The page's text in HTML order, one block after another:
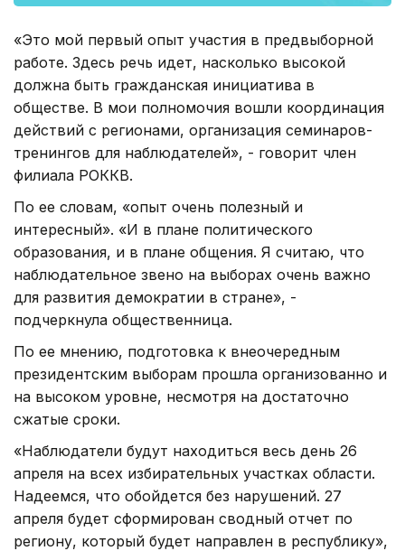
«Это мой первый опыт участия в предвыборной
работе. Здесь речь идет, насколько высокой
должна быть гражданская инициатива в
обществе. В мои полномочия вошли координация
действий с регионами, организация семинаров-
тренингов для наблюдателей», - говорит член
филиала РОККВ.
По ее словам, «опыт очень полезный и
интересный». «И в плане политического
образования, и в плане общения. Я считаю, что
наблюдательное звено на выборах очень важно
для развития демократии в стране», -
подчеркнула общественница.
По ее мнению, подготовка к внеочередным
президентским выборам прошла организованно и
на высоком уровне, несмотря на достаточно
сжатые сроки.
«Наблюдатели будут находиться весь день 26
апреля на всех избирательных участках области.
Надеемся, что обойдется без нарушений. 27
апреля будет сформирован сводный отчет по
региону, который будет направлен в республику»,